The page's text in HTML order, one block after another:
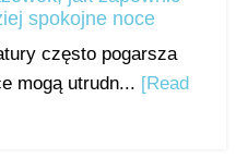
spokojne noce
często pogarsza
mogą utrudn... [Read